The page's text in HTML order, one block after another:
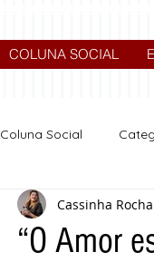
COLUNA SOCIAL
Coluna Social
Nova categoria
“O Amor
Cassinha Rocha